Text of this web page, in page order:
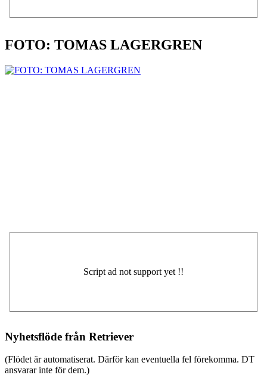
FOTO: TOMAS LAGERGREN
Nyhetsflöde från Retriever
(Flödet är automatiserat. Därför kan eventuella fel förekomma. DT
ansvarar inte för dem.)